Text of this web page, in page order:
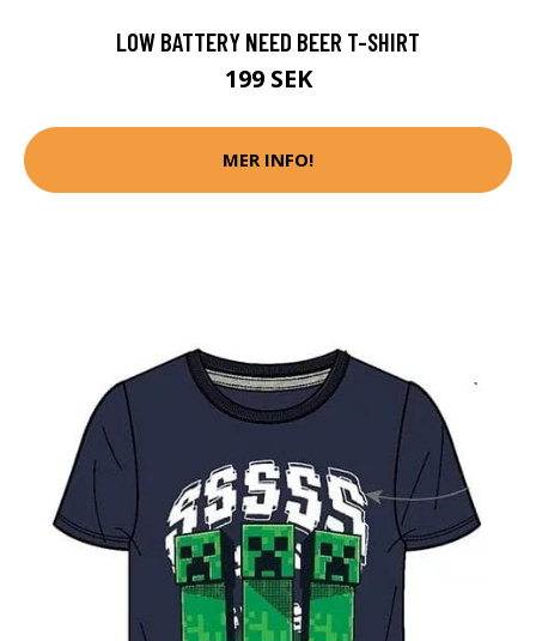
LOW BATTERY NEED BEER T-SHIRT
199 SEK
MER INFO!